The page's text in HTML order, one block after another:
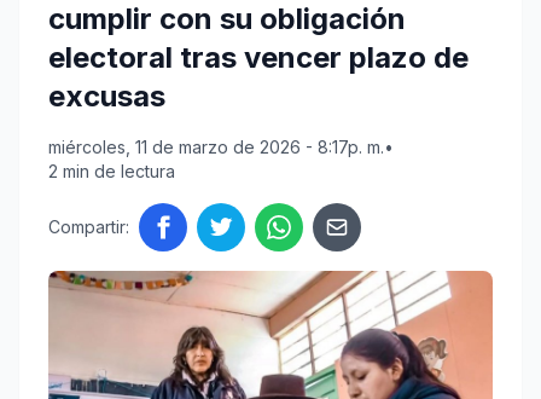
cumplir con su obligación
electoral tras vencer plazo de
excusas
miércoles, 11 de marzo de 2026 - 8:17p. m.•
2 min de lectura
Compartir: